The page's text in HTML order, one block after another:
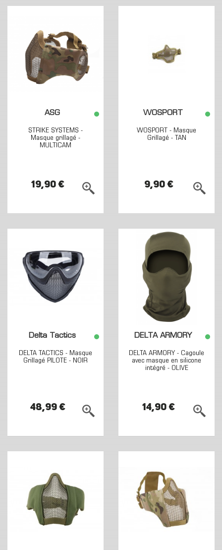
ASG
STRIKE SYSTEMS -
Masque grillagé -
MULTICAM
19,90 €
WOSPORT
WOSPORT - Masque
Grillagé - TAN
9,90 €
Delta Tactics
DELTA TACTICS - Masque
Grillagé PILOTE - NOIR
48,99 €
DELTA ARMORY
DELTA ARMORY - Cagoule
avec masque en silicone
intégré - OLIVE
14,90 €